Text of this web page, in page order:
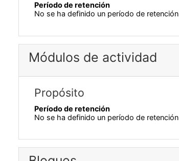
Período de retención
No se ha definido un período de retención
Módulos de actividad
Propósito
Período de retención
No se ha definido un período de retención